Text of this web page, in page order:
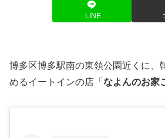
LINE
博多区博多駅南の東領公園近くに、
めるイートインの店「 なよんのお家